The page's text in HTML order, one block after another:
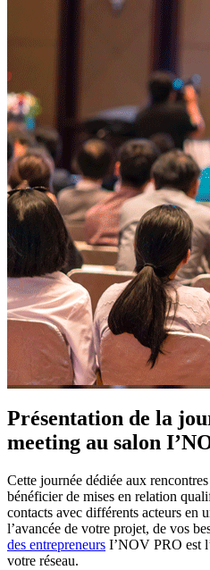
Présentation de la
meeting au salon
Cette journée dédiée aux
bénéficier de mises en relation
contacts avec différents acteurs en
l’avancée de votre projet, de vos
des entrepreneurs I’NOV PRO est
votre réseau.